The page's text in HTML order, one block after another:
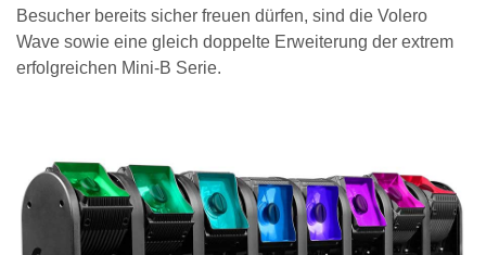
Besucher bereits sicher freuen dürfen, sind die Volero
Wave sowie eine gleich doppelte Erweiterung der extrem
erfolgreichen Mini-B Serie.